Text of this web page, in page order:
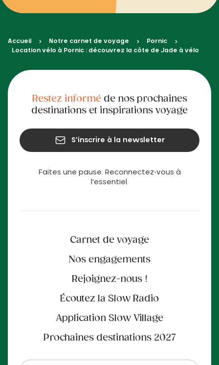
Accueil Notre carnet de voyage
Pornic
Location vélo à Pornic : découvrez la côte de Jade à vélo
Faites une pause. Reconnectez-vous à
l'essentiel.
Carnet de voyage
Nos engagements
Rejoignez-nous !
Écoutez la Slow Radio
Application Slow Village
Prochaines destinations 2027
Restez informéde nos prochaines
destinations et inspirations voyage
S'inscrire à la newsletter